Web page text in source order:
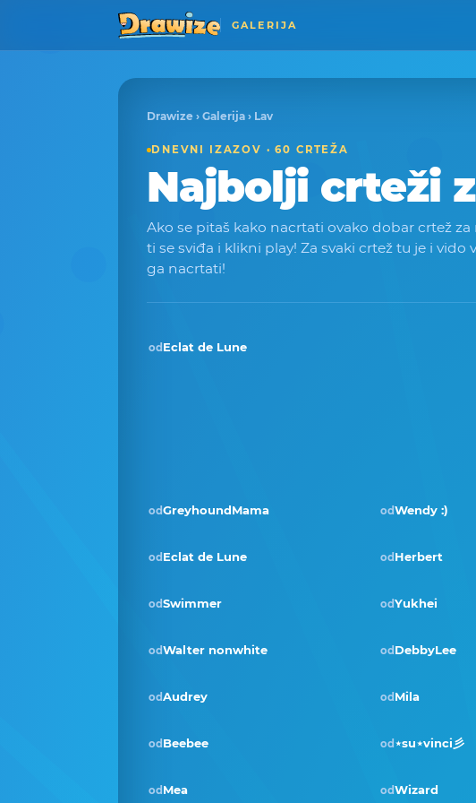
GALERIJA
Drawize › Galerija › Lav
DNEVNI IZAZOV · 60 CRTEŽA
Najbolji crteži
Ako se pitaš kako nacrtati ovako dobar crtež za
ti se sviđa i klikni play! Za svaki crtež tu je i vido
ga nacrtati!
Pobjednik · pro 2025
od Eclat de Lune
odGreyhoundMama odWendy :)
od Eclat de Lune od Herbert
odSwimmer Pobjednik ·
odYukhei
odWalter nonwhite od DebbyLee
odAudrey od Mila
od Beebee od ⋆su⋆vinci彡
od Mea Pobjednik · ruj
odWizard